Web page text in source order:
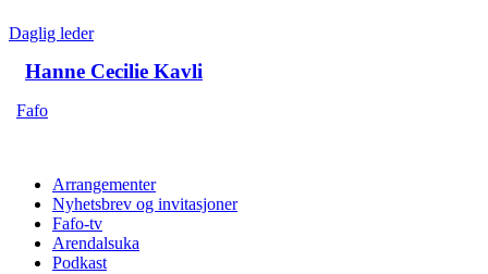
Daglig leder
Hanne Cecilie Kavli
Fafo
Arrangementer
Nyhetsbrev og invitasjoner
Fafo-tv
Arendalsuka
Podkast